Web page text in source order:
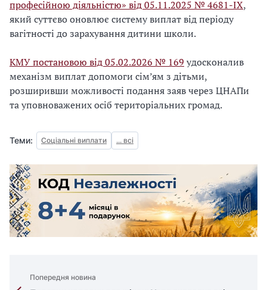
професійною діяльністю» від 05.11.2025 № 4681-IX,
який суттєво оновлює систему виплат від періоду
вагітності до зарахування дитини школи.
КМУ постановою від 05.02.2026 № 169 удосконалив
механізм виплат допомоги сім’ям з дітьми,
розширивши можливості подання заяв через ЦНАПи
та уповноважених осіб територіальних громад.
Теми: Соціальні виплати ... всі
Попередня новина